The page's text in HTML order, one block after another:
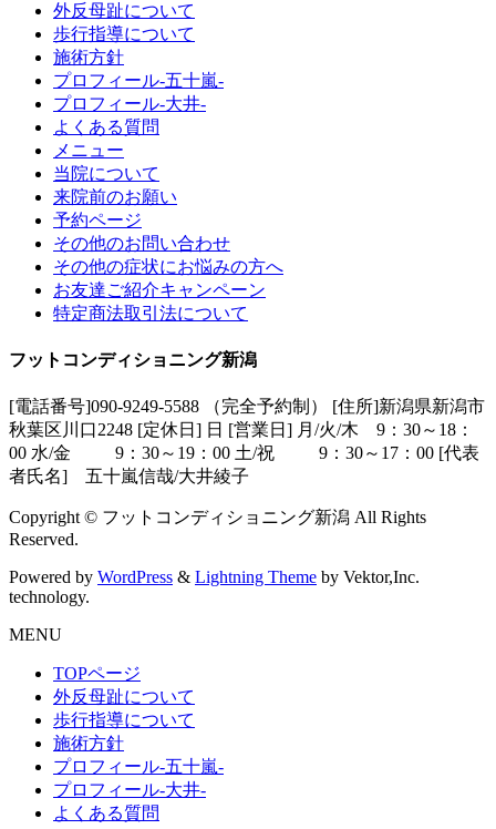
外反母趾について
歩行指導について
施術方針
プロフィール-五十嵐-
プロフィール-大井-
よくある質問
メニュー
当院について
来院前のお願い
予約ページ
その他のお問い合わせ
その他の症状にお悩みの方へ
お友達ご紹介キャンペーン
特定商法取引法について
フットコンディショニング新潟
[電話番号]090-9249-5588 （完全予約制） [住所]新潟県新潟市
秋葉区川口2248 [定休日] 日 [営業日] 月/火/木 9：30～18：
00 水/金 9：30～19：00 土/祝 9：30～17：00 [代表
者氏名] 五十嵐信哉/大井綾子
Copyright © フットコンディショニング新潟 All Rights
Reserved.
Powered by WordPress & Lightning Theme by Vektor,Inc.
technology.
MENU
TOPページ
外反母趾について
歩行指導について
施術方針
プロフィール-五十嵐-
プロフィール-大井-
よくある質問